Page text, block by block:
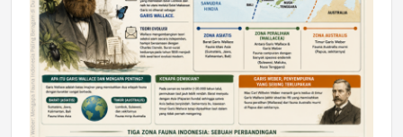
Jumat, 10 Jul 2026 19:01